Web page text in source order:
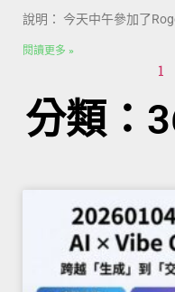
說明： 今天中午參加了
閱讀更多 »
1
分類：